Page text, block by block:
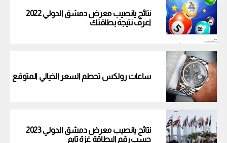
نتائج يانصيب معرض دمشق الدولي 2022
اعرف نتيجة بطاقتك
ساعات رولكس تحطم السعر الخيالي المتوقع
نتائج يانصيب معرض دمشق الدولي 2023
حسب رقم البطاقة غزة تايم